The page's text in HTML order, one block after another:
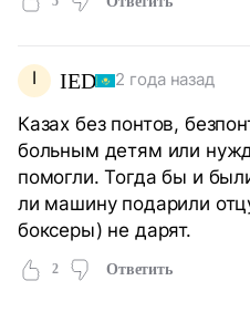
I IED 2 года назад
Казах без понтов,
больным детям или
помогли. Тогда бы и
ли машину подарили
боксеры) не дарят.
2 Ответить